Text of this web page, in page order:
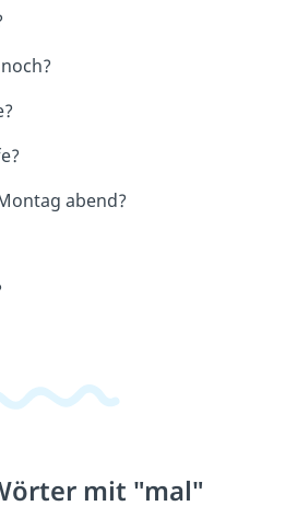
abend?
mit "mal"